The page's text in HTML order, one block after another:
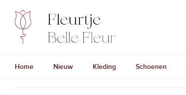
Home Nieuw Kleding Schoenen